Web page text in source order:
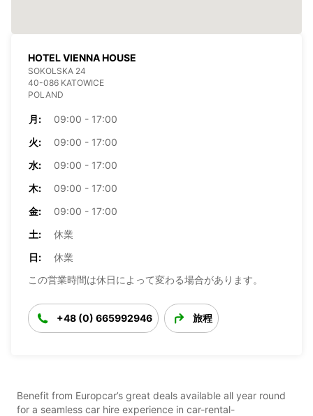
HOTEL VIENNA HOUSE
SOKOLSKA 24
40-086 KATOWICE
POLAND
月:
09:00 - 17:00
火:
09:00 - 17:00
水:
09:00 - 17:00
木:
09:00 - 17:00
金:
09:00 - 17:00
土:
休業
日:
休業
この営業時間は休日によって変わる場合があります。
+48 (0) 665992946 旅程
Benefit from Europcar’s great deals available all year round
for a seamless car hire experience in car-rental-